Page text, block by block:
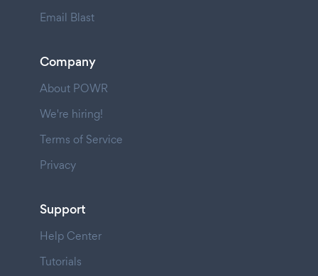
Email Blast
Company
About POWR
We're hiring!
Terms of Service
Privacy
Support
Help Center
Tutorials